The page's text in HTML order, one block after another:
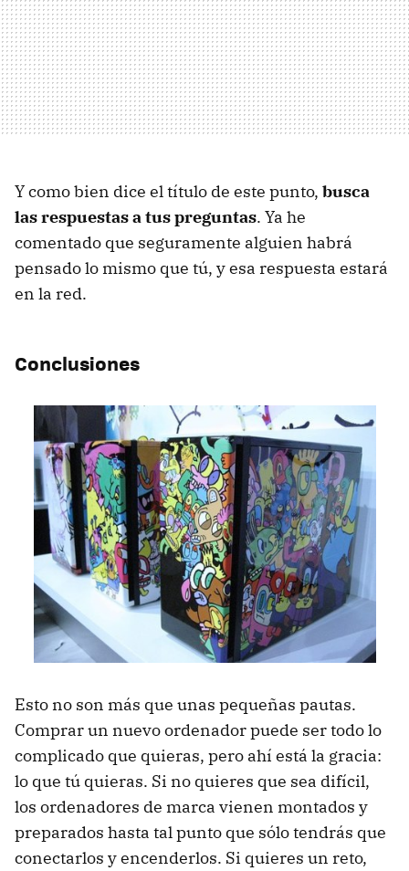
Y como bien dice el título de este punto, busca
las respuestas a tus preguntas. Ya he
comentado que seguramente alguien habrá
pensado lo mismo que tú, y esa respuesta estará
en la red.
Conclusiones
Esto no son más que unas pequeñas pautas.
Comprar un nuevo ordenador puede ser todo lo
complicado que quieras, pero ahí está la gracia:
lo que tú quieras. Si no quieres que sea difícil,
los ordenadores de marca vienen montados y
preparados hasta tal punto que sólo tendrás que
conectarlos y encenderlos. Si quieres un reto,